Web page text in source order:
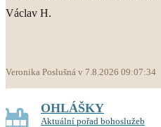
Václav H.
Veronika Poslušná v 7.8.2026 09:07:34
OHLÁŠKY
Aktuální pořad bohoslužeb